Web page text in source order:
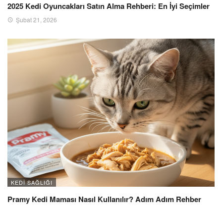
2025 Kedi Oyuncakları Satın Alma Rehberi: En İyi Seçimler
Şubat 21, 2026
KEDI SAĞLIĞI
Pramy Kedi Maması Nasıl Kullanılır? Adım Adım Rehber